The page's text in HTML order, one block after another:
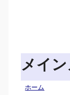
メイ
ホーム